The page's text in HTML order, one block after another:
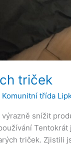
triček
Komunitní třída
výrazně snížit
triček. Zjistili